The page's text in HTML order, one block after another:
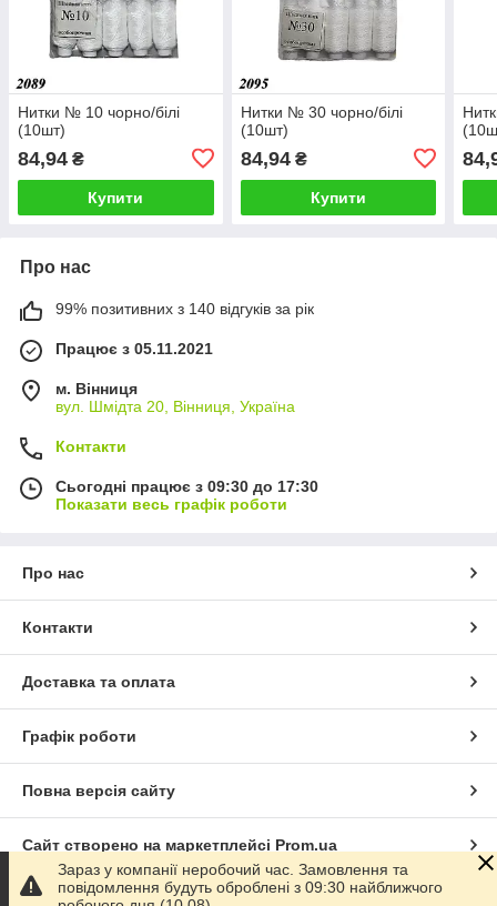
Нитки № 10 чорно/білі
(10шт)
84,94 ₴
Купити
Нитки № 30 чорно/білі
(10шт)
84,94₴
Купити
Про нас
99% позитивних з 140 відгуків за рік
Працює з 05.11.2021
м. Вінниця
вул. Шмідта 20, Вінниця, Україна
Контакти
Сьогодні працює з 09:30 до 17:30
Показати весь графік роботи
Про нас
Контакти
Доставка та оплата
Графік роботи
Повна версія сайту
Сайт створено на маркетплейсі Prom.ua
Політика конфіденційності
Зараз у компанії неробочий час. Замовлення та
повідомлення будуть оброблені з 09:30 найближчого